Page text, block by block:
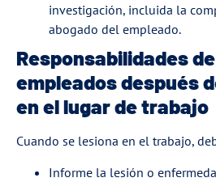
investigación, incluida la
abogado del empleado.
Responsabilidades
empleados después
en el lugar de trabajo
Cuando se lesiona en el trabajo,
Informe la lesión o